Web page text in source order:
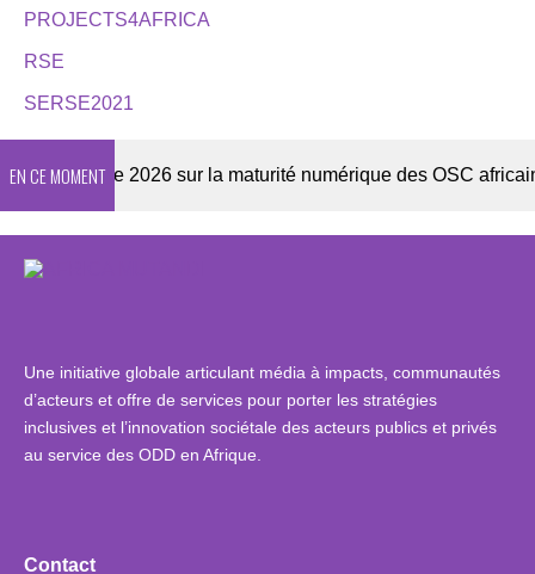
PROJECTS4AFRICA
RSE
SERSE2021
EN CE MOMENT
Enquête 2026 sur la maturité numérique des OSC africaines
Une initiative globale articulant média à impacts, communautés
d’acteurs et offre de services pour porter les stratégies
inclusives et l’innovation sociétale des acteurs publics et privés
au service des ODD en Afrique.
Contact